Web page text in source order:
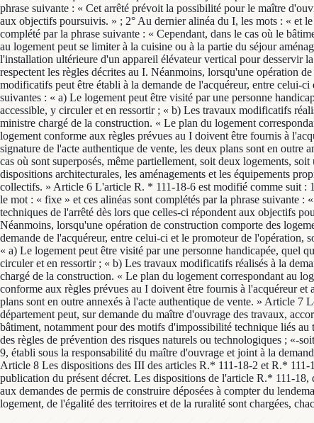
phrase suivante : « Cet arrêté prévoit la possibilité pour le maître
aux objectifs poursuivis. » ; 2° Au dernier alinéa du I, les mots : « et
complété par la phrase suivante : « Cependant, dans le cas où le
au logement peut se limiter à la cuisine ou à la partie du séjour
l'installation ultérieure d'un appareil élévateur vertical pour desservir
respectent les règles décrites au I. Néanmoins, lorsqu'une opération
modificatifs peut être établi à la demande de l'acquéreur, entre celui-
suivantes : « a) Le logement peut être visité par une personne
accessible, y circuler et en ressortir ; « b) Les travaux modificatifs
ministre chargé de la construction. « Le plan du logement
logement conforme aux règles prévues au I doivent être fournis à
signature de l'acte authentique de vente, les deux plans sont en
cas où sont superposés, même partiellement, soit deux logements,
dispositions architecturales, les aménagements et les équipements
collectifs. » Article 6 L'article R. * 111-18-6 est modifié comme suit :
le mot : « fixe » et ces alinéas sont complétés par la phrase suivante
techniques de l'arrêté dès lors que celles-ci répondent aux objectifs
Néanmoins, lorsqu'une opération de construction comporte des
demande de l'acquéreur, entre celui-ci et le promoteur de l'opération,
« a) Le logement peut être visité par une personne handicapée, quel
circuler et en ressortir ; « b) Les travaux modificatifs réalisés à la
chargé de la construction. « Le plan du logement correspondant au
conforme aux règles prévues au I doivent être fournis à l'acquéreur
plans sont en outre annexés à l'acte authentique de vente. » Article 7
département peut, sur demande du maître d'ouvrage des travaux,
bâtiment, notamment pour des motifs d'impossibilité technique liés au
des règles de prévention des risques naturels ou technologiques ; «-
9, établi sous la responsabilité du maître d'ouvrage et joint à la
Article 8 Les dispositions des III des articles R.* 111-18-2 et R.*
publication du présent décret. Les dispositions de l'article R.* 111-
aux demandes de permis de construire déposées à compter du
logement, de l'égalité des territoires et de la ruralité sont chargées,